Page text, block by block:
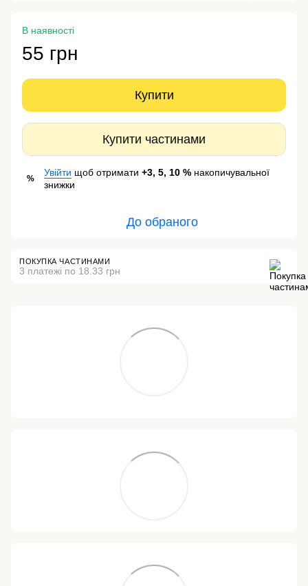
В наявності
55 грн
Купити
Купити частинами
%
Увійти щоб отримати +3, 5, 10 % накопичувальної
знижки
До обраного
ПОКУПКА ЧАСТИНАМИ
3 платежі по 18.33 грн